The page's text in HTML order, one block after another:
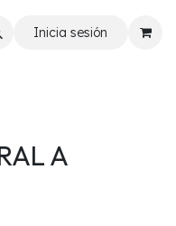
Inicia sesión
A